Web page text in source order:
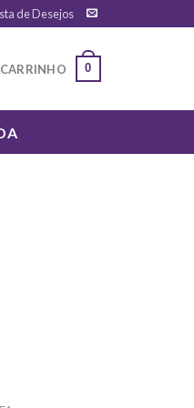
de Desejos
CARRINHO 0